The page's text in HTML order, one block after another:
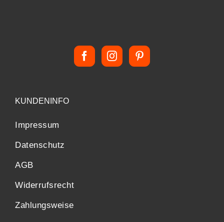
KUNDENINFO
Impressum
Datenschutz
AGB
Widerrufsrecht
Zahlungsweise